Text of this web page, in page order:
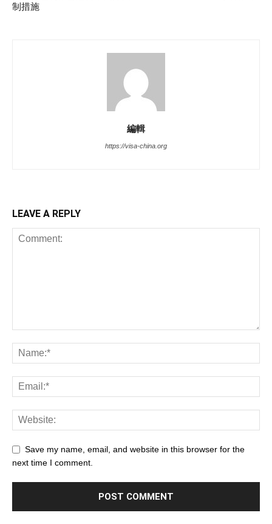
制措施
編輯
https://visa-china.org
LEAVE A REPLY
Save my name, email, and website in this browser for the
next time I comment.